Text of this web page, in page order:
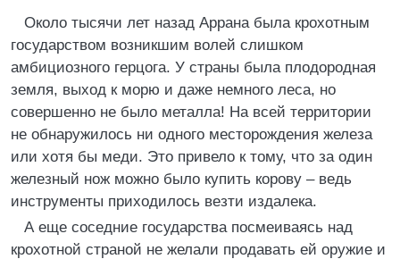
Около тысячи лет назад Аррана была крохотным
государством возникшим волей слишком
амбициозного герцога. У страны была плодородная
земля, выход к морю и даже немного леса, но
совершенно не было металла! На всей территории
не обнаружилось ни одного месторождения железа
или хотя бы меди. Это привело к тому, что за один
железный нож можно было купить корову – ведь
инструменты приходилось везти издалека.
А еще соседние государства посмеиваясь над
крохотной страной не желали продавать ей оружие и